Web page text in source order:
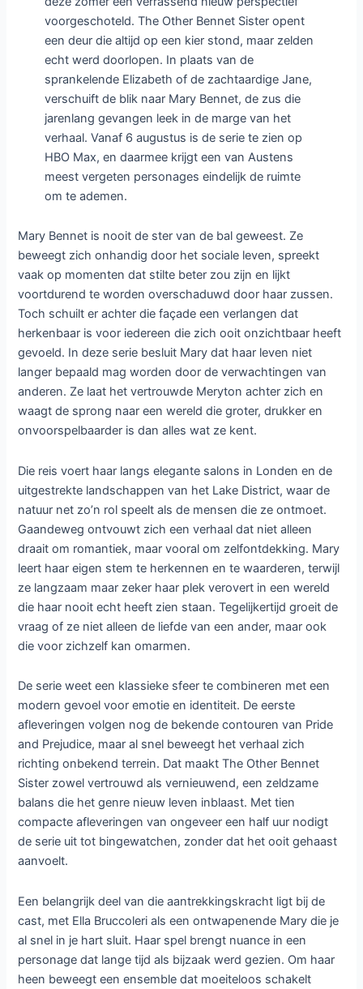
voorgeschoteld. The Other Bennet Sister opent
een deur die altijd op een kier stond, maar zelden
echt werd doorlopen. In plaats van de
sprankelende Elizabeth of de zachtaardige Jane,
verschuift de blik naar Mary Bennet, de zus die
jarenlang gevangen leek in de marge van het
verhaal. Vanaf 6 augustus is de serie te zien op
HBO Max, en daarmee krijgt een van Austens
meest vergeten personages eindelijk de ruimte
om te ademen.
Mary Bennet is nooit de ster van de bal geweest. Ze
beweegt zich onhandig door het sociale leven, spreekt
vaak op momenten dat stilte beter zou zijn en lijkt
voortdurend te worden overschaduwd door haar zussen.
Toch schuilt er achter die façade een verlangen dat
herkenbaar is voor iedereen die zich ooit onzichtbaar heeft
gevoeld. In deze serie besluit Mary dat haar leven niet
langer bepaald mag worden door de verwachtingen van
anderen. Ze laat het vertrouwde Meryton achter zich en
waagt de sprong naar een wereld die groter, drukker en
onvoorspelbaarder is dan alles wat ze kent.
Die reis voert haar langs elegante salons in Londen en de
uitgestrekte landschappen van het Lake District, waar de
natuur net zo’n rol speelt als de mensen die ze ontmoet.
Gaandeweg ontvouwt zich een verhaal dat niet alleen
draait om romantiek, maar vooral om zelfontdekking. Mary
leert haar eigen stem te herkennen en te waarderen, terwijl
ze langzaam maar zeker haar plek verovert in een wereld
die haar nooit echt heeft zien staan. Tegelijkertijd groeit de
vraag of ze niet alleen de liefde van een ander, maar ook
die voor zichzelf kan omarmen.
De serie weet een klassieke sfeer te combineren met een
modern gevoel voor emotie en identiteit. De eerste
afleveringen volgen nog de bekende contouren van Pride
and Prejudice, maar al snel beweegt het verhaal zich
richting onbekend terrein. Dat maakt The Other Bennet
Sister zowel vertrouwd als vernieuwend, een zeldzame
balans die het genre nieuw leven inblaast. Met tien
compacte afleveringen van ongeveer een half uur nodigt
de serie uit tot bingewatchen, zonder dat het ooit gehaast
aanvoelt.
Een belangrijk deel van die aantrekkingskracht ligt bij de
cast, met Ella Bruccoleri als een ontwapenende Mary die je
al snel in je hart sluit. Haar spel brengt nuance in een
personage dat lange tijd als bijzaak werd gezien. Om haar
heen beweegt een ensemble dat moeiteloos schakelt